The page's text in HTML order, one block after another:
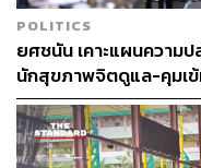
ติดต่อสายด่วนสุข
ปรึกษาแพทย์หรือ
กรมสุขภาพจิตย้ำว่า จิต
เคียงข้างเสมอ การให้ค
ให้เด็กสามารถผ่านพ้น
POLITICS
ยศชนัน เคาะแผนความ
นักสุขภาพจิตดูแล-คุมเ